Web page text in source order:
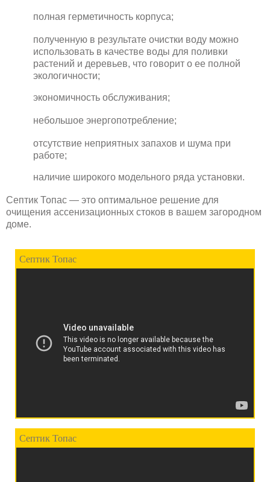
полная герметичность корпуса;
полученную в результате очистки воду можно
использовать в качестве воды для поливки
растений и деревьев, что говорит о ее полной
экологичности;
экономичность обслуживания;
небольшое энергопотребление;
отсутствие неприятных запахов и шума при
работе;
наличие широкого модельного ряда установки.
Септик Топас — это оптимальное решение для
очищения ассенизационных стоков в вашем загородном
доме.
Септик Топас
Септик Топас